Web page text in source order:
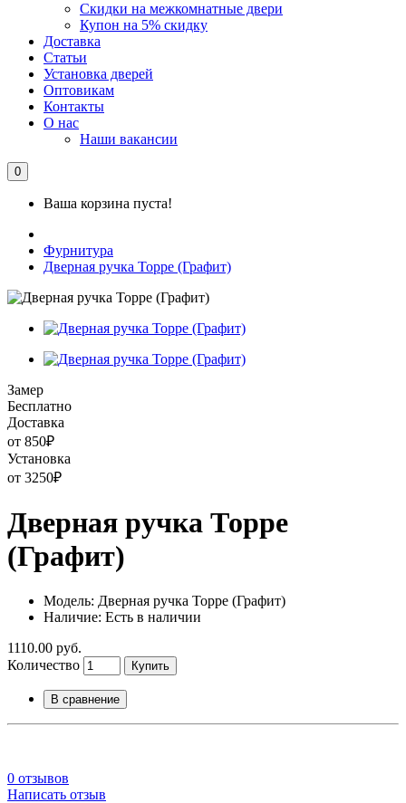
Скидки на межкомнатные двери
Купон на 5% скидку
Доставка
Статьи
Установка дверей
Оптовикам
Контакты
О нас
Наши вакансии
0
Ваша корзина пуста!
Фурнитура
Дверная ручка Торре (Графит)
Замер
Бесплатно
Доставка
от 850₽
Установка
от 3250₽
Дверная ручка Торре
(Графит)
Модель: Дверная ручка Торре (Графит)
Наличие: Есть в наличии
1110.00 руб.
Количество
Купить
В сравнение
0 отзывов
Написать отзыв